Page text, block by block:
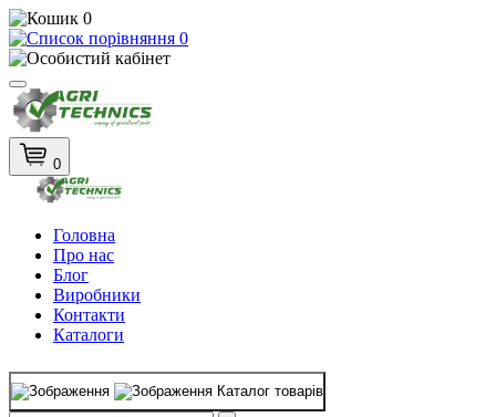
0
0
0
Головна
Про нас
Блог
Виробники
Контакти
Каталоги
Каталог товарів